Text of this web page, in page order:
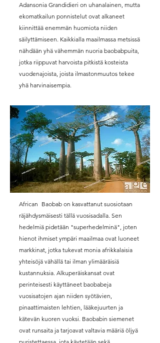
Adansonia Grandidieri on uhanalainen, mutta
ekomatkailun ponnistelut ovat alkaneet
kiinnittää enemmän huomiota niiden
säilyttämiseen. Kaikkialla maailmassa metsissä
nähdään yhä vähemmän nuoria baobabpuita,
jotka riippuvat harvoista pitkistä kosteista
vuodenajoista, joista ilmastonmuutos tekee
yhä harvinaisempia.
African Baobab on kasvattanut suosiotaan
räjähdysmäisesti tällä vuosisadalla. Sen
hedelmiä pidetään "superhedelminä", joten
hienot ihmiset ympäri maailmaa ovat luoneet
markkinat, jotka tukevat monia afrikkalaisia
yhteisöjä vähällä tai ilman ylimääräisiä
kustannuksia. Alkuperäiskansat ovat
perinteisesti käyttäneet baobabeja
vuosisatojen ajan niiden syötävien,
pinaattimaisten lehtien, lääkejuurten ja
kätevän kuoren vuoksi. Baobabin siemenet
ovat runsaita ja tarjoavat valtavia määriä öljyä